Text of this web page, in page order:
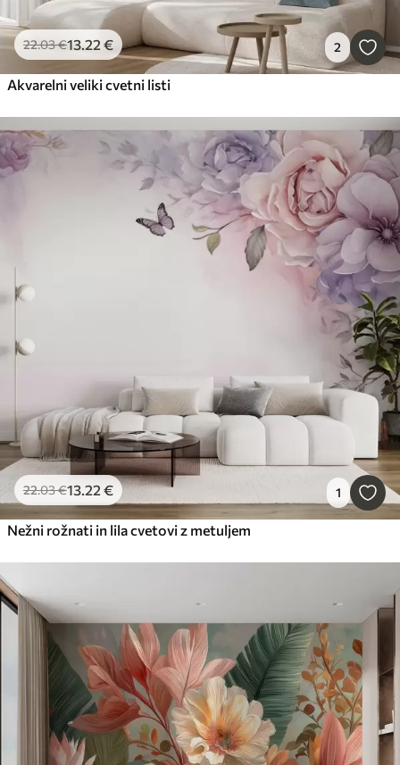
22.03€13.22 € 2
Akvarelni veliki cvetni listi
22.03€13.22 € 1
Nežni rožnati in lila cvetovi z metuljem